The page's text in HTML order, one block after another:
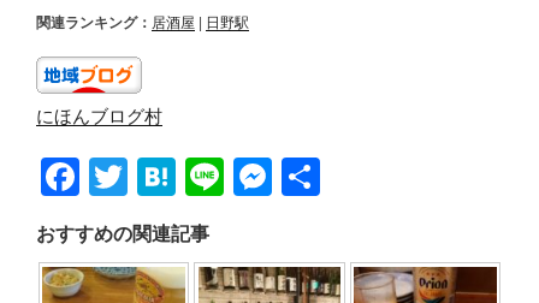
関連ランキング： 居酒屋 日野駅
にほんブログ村
F
a
c
e
T
wi
tt
er
H
at
e
n
Li
e
M
ss
e
おすすめの関連記事